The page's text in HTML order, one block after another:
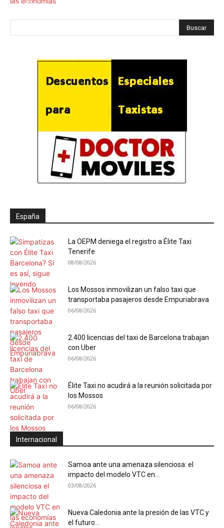
España
La OEPM deniega el registro a Élite Taxi
Tenerife
08/08/2026
Los Mossos inmovilizan un falso taxi que
transportaba pasajeros desde Empuriabrava
06/08/2026
2.400 licencias del taxi de Barcelona trabajan
con Uber
06/08/2026
Élite Taxi no acudirá a la reunión solicitada por
los Mossos
06/08/2026
Internacional
Samoa ante una amenaza silenciosa: el
impacto del modelo VTC en...
03/08/2026
Nueva Caledonia ante la presión de las VTC y
el futuro...